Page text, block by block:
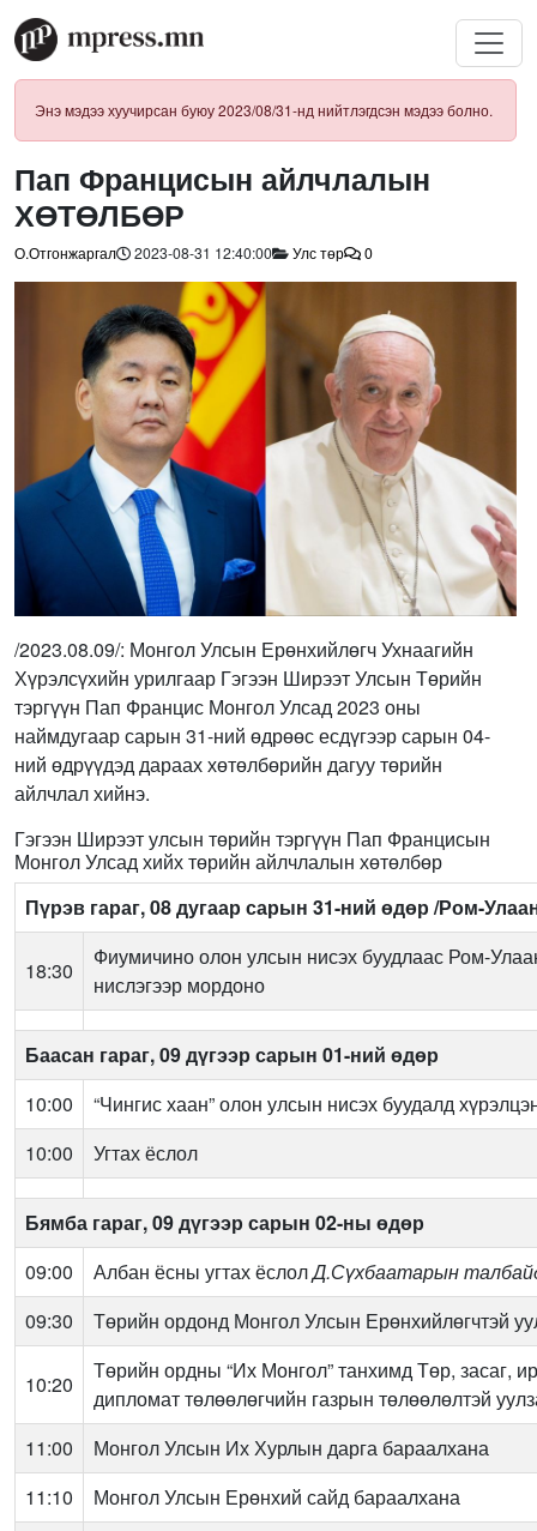
Энэ мэдээ хуучирсан буюу 2023/08/31-нд нийтлэгдсэн мэдээ болно.
Пап Францисын айлчлалын
ХӨТӨЛБӨР
О.Отгонжаргал 2023-08-31 12:40:00 Улс төр 0
/2023.08.09/: Монгол Улсын Ерөнхийлөгч Ухнаагийн
Хүрэлсүхийн урилгаар Гэгээн Ширээт Улсын Төрийн
тэргүүн Пап Францис Монгол Улсад 2023 оны
наймдугаар сарын 31-ний өдрөөс есдүгээр сарын 04-
ний өдрүүдэд дараах хөтөлбөрийн дагуу төрийн
айлчлал хийнэ.
Гэгээн Ширээт улсын төрийн тэргүүн Пап Францисын
Монгол Улсад хийх төрийн айлчлалын хөтөлбөр
Пүрэв гараг, 08 дугаар сарын 31-ний өдөр /Ром-
18:30
Фиумичино олон улсын нисэх буудлаас Ром-
нислэгээр мордоно
Баасан гараг, 09 дүгээр сарын 01-ний өдөр
10:00
“Чингис хаан” олон улсын нисэх буудалд
10:00
Угтах ёслол
Бямба гараг,09 дүгээр сарын 02-ны өдөр
09:00
Албан ёсны угтах ёслолД.Сүхбаатарын
09:30
Төрийн ордонд Монгол Улсын Ерөнхийлөгчтэй
10:20
Төрийн ордны “Их Монгол” танхимдТөр, засаг,
дипломат төлөөлөгчийн газрын төлөөлөлтэй
11:00
Монгол Улсын Их Хурлын дарга бараалхана
11:10
Монгол Улсын Ерөнхий сайд бараалхана